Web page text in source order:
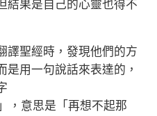
結果是自己的心靈也得不
聖經時，發現他們的方
是用一句說話來表達的，
，意思是「再想不起那